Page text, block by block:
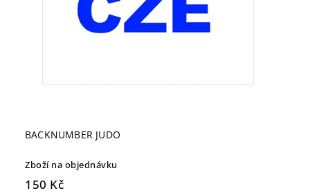
BACKNUMBER JUDO
Zboží na objednávku
150 Kč